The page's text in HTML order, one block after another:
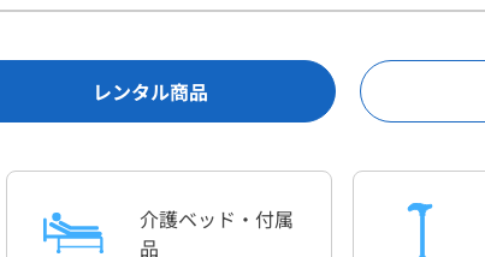
レンタル商品
介護ベッド・付属
品